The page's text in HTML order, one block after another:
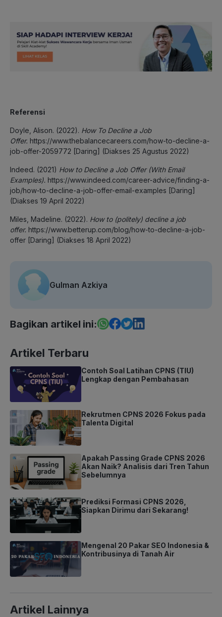
Referensi
Doyle, Alison. (2022). How To Decline a Job
Offer. https://www.thebalancecareers.com/how-to-decline-a-
job-offer-2059772 [Daring] (Diakses 25 Agustus 2022)
Indeed. (2021) How to Decline a Job Offer (With Email
Examples). https://www.indeed.com/career-advice/finding-a-
job/how-to-decline-a-job-offer-email-examples [Daring]
(Diakses 19 April 2022)
Miles, Madeline. (2022). How to (politely) decline a job
offer. https://www.betterup.com/blog/how-to-decline-a-job-
offer [Daring] (Diakses 18 April 2022)
Gulman Azkiya
Bagikan artikel ini:
Artikel Terbaru
Contoh Soal Latihan CPNS (TIU)
Lengkap dengan Pembahasan
Rekrutmen CPNS 2026 Fokus pada
Talenta Digital
Apakah Passing Grade CPNS 2026
Akan Naik? Analisis dari Tren Tahun
Sebelumnya
Prediksi Formasi CPNS 2026,
Siapkan Dirimu dari Sekarang!
Mengenal 20 Pakar SEO Indonesia &
Kontribusinya di Tanah Air
Artikel Lainnya